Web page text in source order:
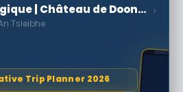
L'Irlande magique | Château de Doonagore
Tsleibhe
›
Trip Planner 2026